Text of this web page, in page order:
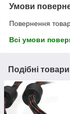
Умови
Повернення
Всі умови
Подібні